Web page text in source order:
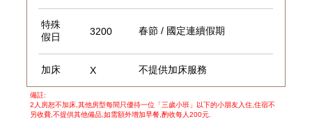
特殊
假日
3200 春節 / 國定連續假期
加床 X 不提供加床服務
備註:
2人房恕不加床,其他房型每間只優待一位「三歲小班」以下的小朋友入住,住宿不
另收費,不提供其他備品,如需額外增加早餐,酌收每人200元.